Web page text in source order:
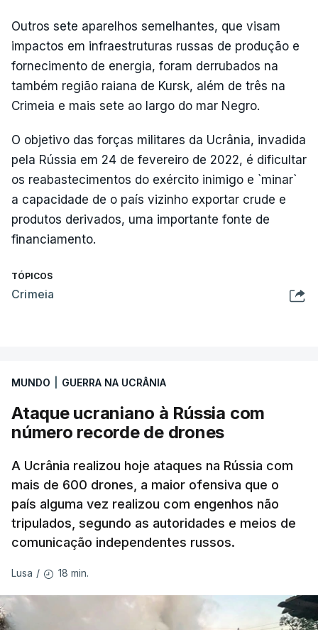
Outros sete aparelhos semelhantes, que visam
impactos em infraestruturas russas de produção e
fornecimento de energia, foram derrubados na
também região raiana de Kursk, além de três na
Crimeia e mais sete ao largo do mar Negro.
O objetivo das forças militares da Ucrânia, invadida
pela Rússia em 24 de fevereiro de 2022, é dificultar
os reabastecimentos do exército inimigo e `minar`
a capacidade de o país vizinho exportar crude e
produtos derivados, uma importante fonte de
financiamento.
TÓPICOS
Crimeia
MUNDO GUERRA NA UCRÂNIA
Ataque ucraniano à Rússia com
número recorde de drones
A Ucrânia realizou hoje ataques na Rússia com
mais de 600 drones, a maior ofensiva que o
país alguma vez realizou com engenhos não
tripulados, segundo as autoridades e meios de
comunicação independentes russos.
Lusa / 18 min.